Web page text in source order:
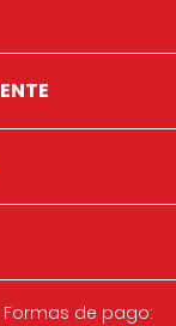
Formas de pago: